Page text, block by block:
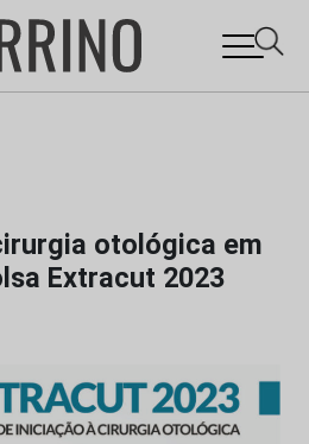
otológica em
Extracut 2023